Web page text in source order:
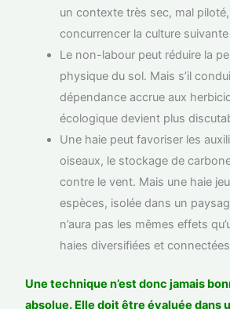
un contexte très sec, mal
concurrencer la culture suivante
Le non-labour peut réduire la
physique du sol. Mais s’il
dépendance accrue aux
écologique devient plus
Une haie peut favoriser les
oiseaux, le stockage de
contre le vent. Mais une haie
espèces, isolée dans un
n’aura pas les mêmes effets
haies diversifiées et
Une technique n’est donc jamais
absolue. Elle doit être évaluée dans